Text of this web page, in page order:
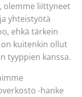
olemme liittyneet
yhteistyötä
ehkä tärkein
kuitenkin ollut
tyyppien kanssa.
-hanke